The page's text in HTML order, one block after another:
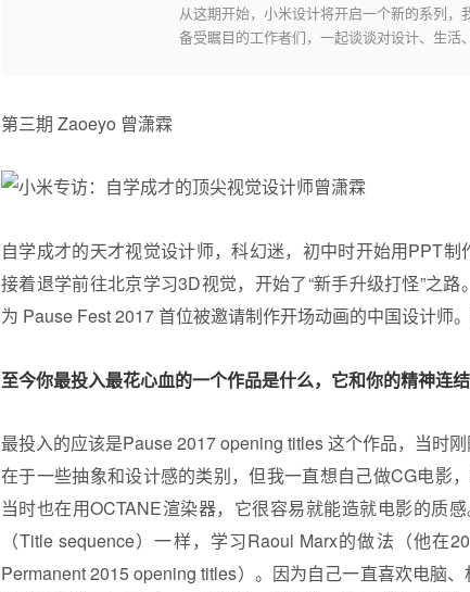
从这期开始，小米设计将开启一个新的系列，
备受瞩目的工作者们，一起谈谈对设计、生活
第三期 Zaoeyo 曾潇霖
自学成才的天才视觉设计师，科幻迷，初中时开始用PPT制
接着退学前往北京学习3D视觉，开始了“新手升级打怪”之
为 Pause Fest 2017 首位被邀请制作开场动画的中国设计师
至今你最投入最花心血的一个作品是什么，它和你的精神连结
最投入的应该是Pause 2017 opening titles 这个作品，当时
在于一些抽象和设计感的类别，但我一直想自己做CG电影
当时也在用OCTANE渲染器，它很容易就能造就电影的质
（Title sequence）一样，学习Raoul Marx的做法（他
Permanent 2015 opening titles）。因为自己一直喜欢电脑